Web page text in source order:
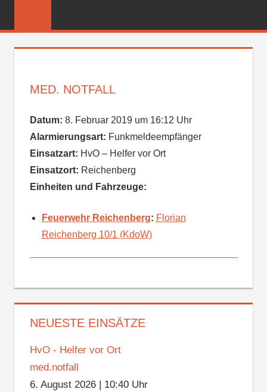
FEUERWEHR
MED. NOTFALL
Datum: 8. Februar 2019 um 16:12 Uhr
Alarmierungsart: Funkmeldeempfänger
Einsatzart: HvO – Helfer vor Ort
Einsatzort: Reichenberg
Einheiten und Fahrzeuge:
Feuerwehr Reichenberg: Florian
Reichenberg 10/1 (KdoW)
NEUESTE EINSÄTZE
HvO - Helfer vor Ort
med.notfall
6. August 2026| 10:40 Uhr